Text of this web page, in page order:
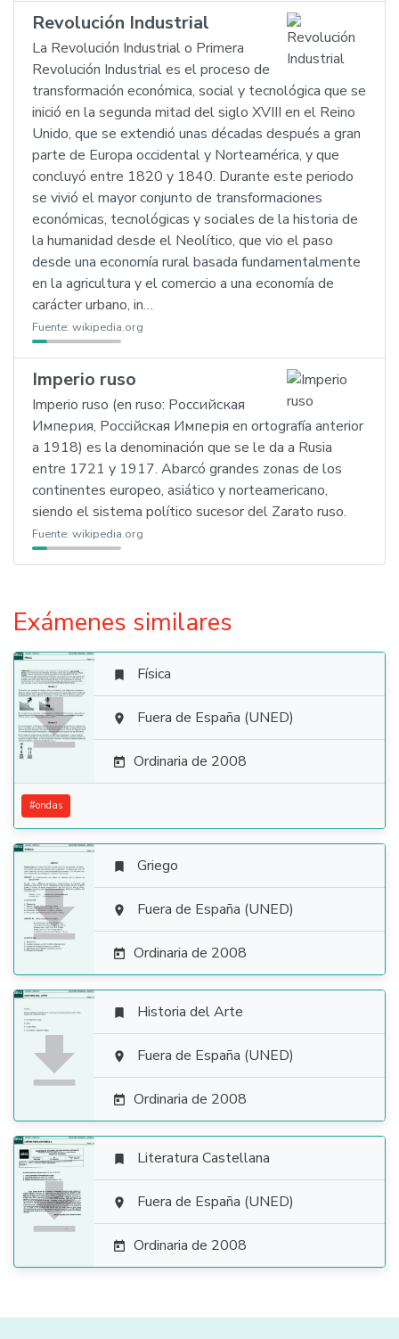
Revolución Industrial
La Revolución Industrial o Primera
Revolución Industrial es el proceso de
transformación económica, social y tecnológica que se
inició en la segunda mitad del siglo XVIII en el Reino
Unido, que se extendió unas décadas después a gran
parte de Europa occidental y Norteamérica, y que
concluyó entre 1820 y 1840. Durante este periodo
se vivió el mayor conjunto de transformaciones
económicas, tecnológicas y sociales de la historia de
la humanidad desde el Neolítico, que vio el paso
desde una economía rural basada fundamentalmente
en la agricultura y el comercio a una economía de
carácter urbano, in…
Fuente: wikipedia.org
Imperio ruso
Imperio ruso (en ruso: Российская
Империя, Россійская Имперія en ortografía anterior
a 1918) es la denominación que se le da a Rusia
entre 1721 y 1917. Abarcó grandes zonas de los
continentes europeo, asiático y norteamericano,
siendo el sistema político sucesor del Zarato ruso.
Fuente: wikipedia.org
Exámenes similares

 Física
 Fuera de España (UNED)
 Ordinaria de 2008
#ondas

 Griego
 Fuera de España (UNED)
 Ordinaria de 2008

 Historia del Arte
 Fuera de España (UNED)
 Ordinaria de 2008

 Literatura Castellana
 Fuera de España (UNED)
 Ordinaria de 2008